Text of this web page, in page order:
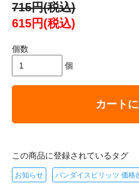
715円(税込)
615円(税込)
個数
個
カート
この商品に登録されているタグ
お知らせ バンダイスピリッツ 価格